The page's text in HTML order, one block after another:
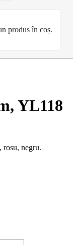
produs în coș.
YL118
rosu, negru.